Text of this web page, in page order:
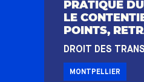
PRATIQUE
LE
POINTS,
DROIT DES
MONTPELLIER